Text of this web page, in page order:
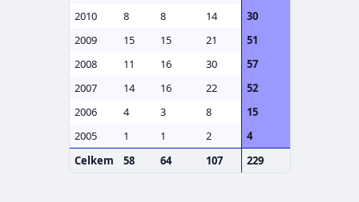
2010
8 8 14
30
2009
15 15 21
51
2008
11 16 30
57
2007
14 16 22
52
2006
4 3 8
15
2005
1 1 2
4
Celkem
58 64 107 229